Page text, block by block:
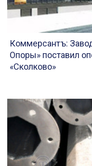
Коммерсантъ:
Опоры» поставил
«Сколково»